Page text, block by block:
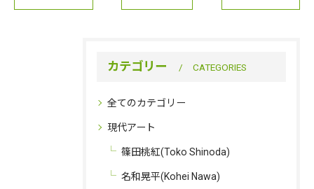
カテゴリー CATEGORIES
全てのカテゴリー
現代アート
篠田桃紅(Toko Shinoda)
名和晃平(Kohei Nawa)